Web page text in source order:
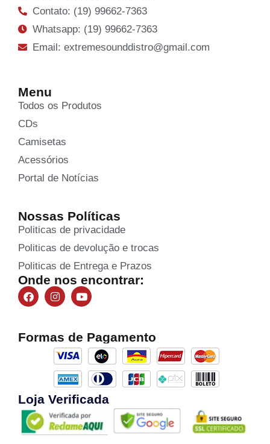
Contato: (19) 99662-7363
Whatsapp: (19) 99662-7363
Email: extremesounddistro@gmail.com
Menu
Todos os Produtos
CDs
Camisetas
Acessórios
Portal de Notícias
Nossas Políticas
Politicas de privacidade
Politicas de devolução e trocas
Politicas de Entrega e Prazos
Onde nos encontrar:
Formas de Pagamento
Loja Verificada